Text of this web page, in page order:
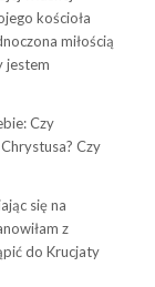
kościoła
miłością
jestem
Czy
Czy
się na
z
do Krucjaty